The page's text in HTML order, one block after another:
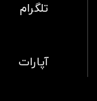
آپارات
تلگرام